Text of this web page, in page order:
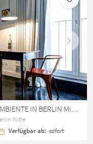
DESIGNWOHNUNG MIT MODERNEM AMBIENTE IN BERLIN MITTE
Mitte
Verfügbar ab: sofort